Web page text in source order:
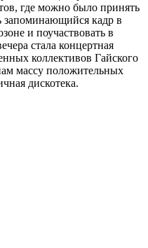
где можно было принять
запоминающийся кадр в
и поучаствовать в
стала концертная
коллективов Гайского
массу положительных
дискотека.